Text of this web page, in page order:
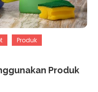
Produk
Produk